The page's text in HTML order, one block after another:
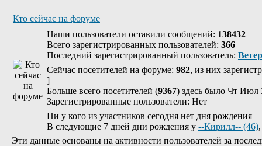
Кто сейчас на форуме
Наши пользователи оставили сообщений: 138432
Всего зарегистрированных пользователей: 366
Последний зарегистрированный пользователь: Ветер
Сейчас посетителей на форуме: 982, из них
]
Больше всего посетителей (9367) здесь было Чт Июл
Зарегистрированные пользователи: Нет
Ни у кого из участников сегодня нет дня рождения
В следующие 7 дней дни рождения у --Кирилл-- (46)
Эти данные основаны на активности пользователей за